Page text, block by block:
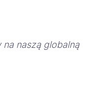
na naszą globalną